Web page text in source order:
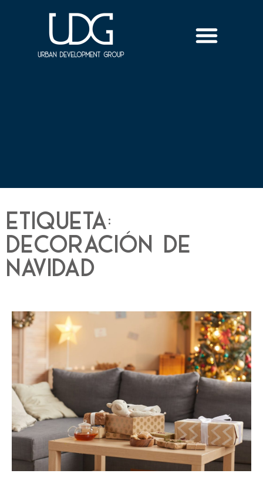
Etiqueta:
decoración de
navidad